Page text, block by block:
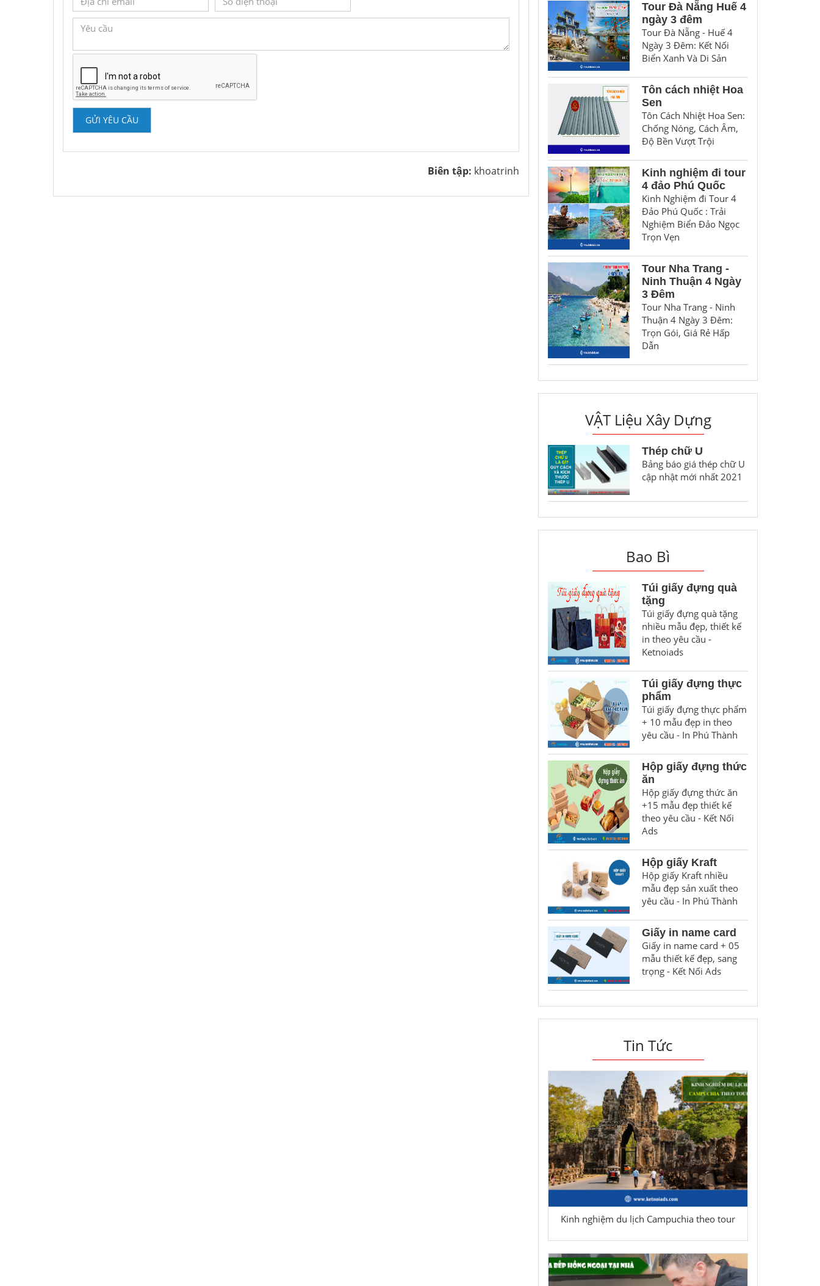
GỬI YÊU CẦU
Biên tập: khoatrinh
Tour Đà Nẵng Huế 4
ngày 3 đêm
Tour Đà Nẵng - Huế 4
Ngày 3 Đêm: Kết Nối
Biển Xanh Và Di Sản
Tôn cách nhiệt Hoa
Sen
Tôn Cách Nhiệt Hoa Sen:
Chống Nóng, Cách Âm,
Độ Bền Vượt Trội
Kinh nghiệm đi tour
4 đảo Phú Quốc
Kinh Nghiệm đi Tour 4
Đảo Phú Quốc : Trải
Nghiệm Biển Đảo Ngọc
Trọn Vẹn
Tour Nha Trang -
Ninh Thuận 4 Ngày
3 Đêm
Tour Nha Trang - Ninh
Thuận 4 Ngày 3 Đêm:
Trọn Gói, Giá Rẻ Hấp
Dẫn
VẬT Liệu Xây Dựng
Thép chữ U
Bảng báo giá thép chữ U
cập nhật mới nhất 2021
Bao Bì
Túi giấy đựng quà
tặng
Túi giấy đựng quà tặng
nhiều mẫu đẹp, thiết kế
in theo yêu cầu -
Ketnoiads
Túi giấy đựng thực
phẩm
Túi giấy đựng thực phẩm
+ 10 mẫu đẹp in theo
yêu cầu - In Phú Thành
Hộp giấy đựng thức
ăn
Hộp giấy đựng thức ăn
+15 mẫu đẹp thiết kế
theo yêu cầu - Kết Nối
Ads
Hộp giấy Kraft
Hộp giấy Kraft nhiều
mẫu đẹp sản xuất theo
yêu cầu - In Phú Thành
Giấy in name card
Giấy in name card + 05
mẫu thiết kế đẹp, sang
trọng - Kết Nối Ads
Tin Tức
Kinh nghiệm du lịch Campuchia theo tour